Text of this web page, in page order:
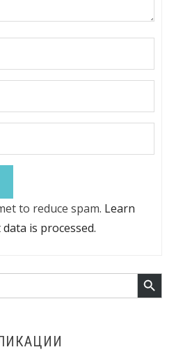
to reduce spam. Learn
is processed.
Search Button